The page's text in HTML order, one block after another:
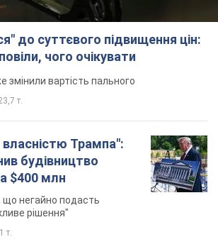
до суттєвого підвищення цін:
чого очікувати
змінили вартість пального
т.
власністю Трампа":
будівництво
$400 млн
негайно подасть
рішення"
т.